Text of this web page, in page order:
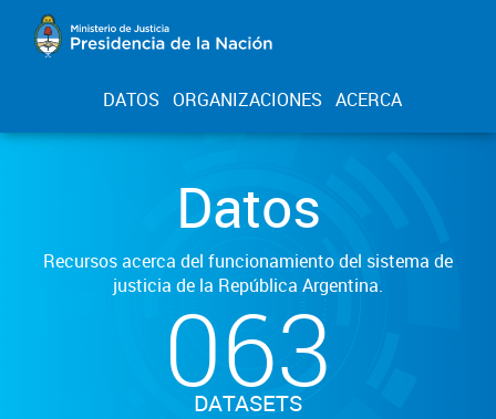
DATOS ORGANIZACIONES ACERCA
Datos
Recursos acerca del funcionamiento del sistema de
justicia de la República Argentina.
063
DATASETS